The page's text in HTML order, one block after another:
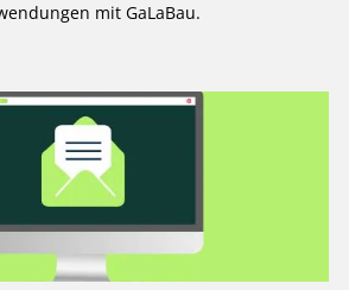
mit GaLaBau.